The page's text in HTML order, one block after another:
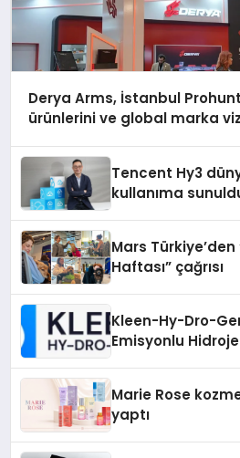
Derya Arms, İstanbul
ürünlerini ve global marka
Tencent Hy3
kullanıma
Mars
Haftası” çağrısı
Kleen-Hy-Dro-
Emisyonlu
Marie Rose
yaptı